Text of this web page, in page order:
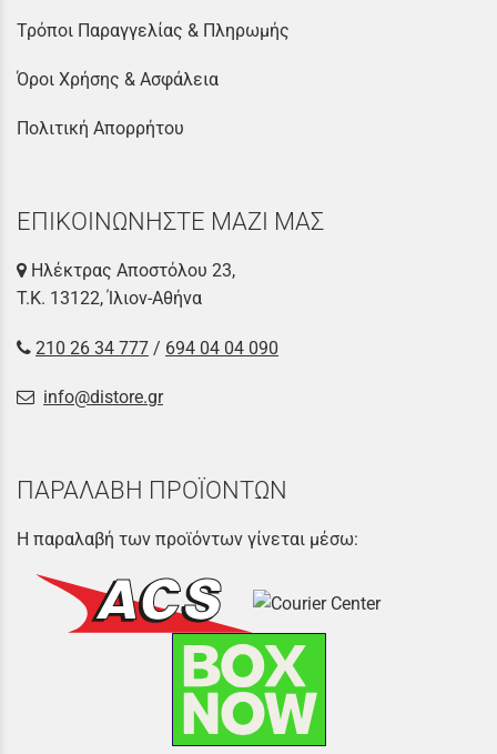
Τρόποι Παραγγελίας & Πληρωμής
Όροι Χρήσης & Ασφάλεια
Πολιτική Απορρήτου
ΕΠΙΚΟΙΝΩΝΗΣΤΕ ΜΑΖΙ ΜΑΣ
Ηλέκτρας Αποστόλου 23,
Τ.Κ. 13122, Ίλιον-Αθήνα
210 26 34 777 / 694 04 04 090
info@distore.gr
ΠΑΡΑΛΑΒΗ ΠΡΟΪΟΝΤΩΝ
Η παραλαβή των προϊόντων γίνεται μέσω: